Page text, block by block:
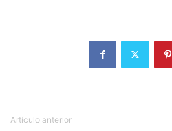
Artículo anterior